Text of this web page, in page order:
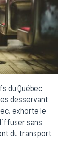
du Québec
desservant
exhorte le
sans
du transport